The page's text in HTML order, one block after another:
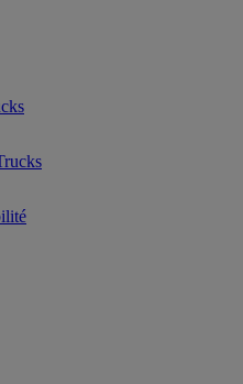
by Renault Trucks